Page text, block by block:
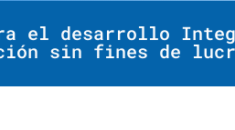
el desarrollo
sin fines de